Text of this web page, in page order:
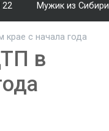
22 Мужик из Сибири
с начала года
в